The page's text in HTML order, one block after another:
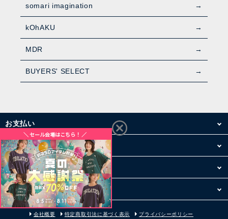
somari imagination
kOhAKU
MDR
BUYERS' SELECT
お支払い
配送・送料
お買い物について
その他
会社概要 特定商取引法に基づく表示 プライバシーポリシー